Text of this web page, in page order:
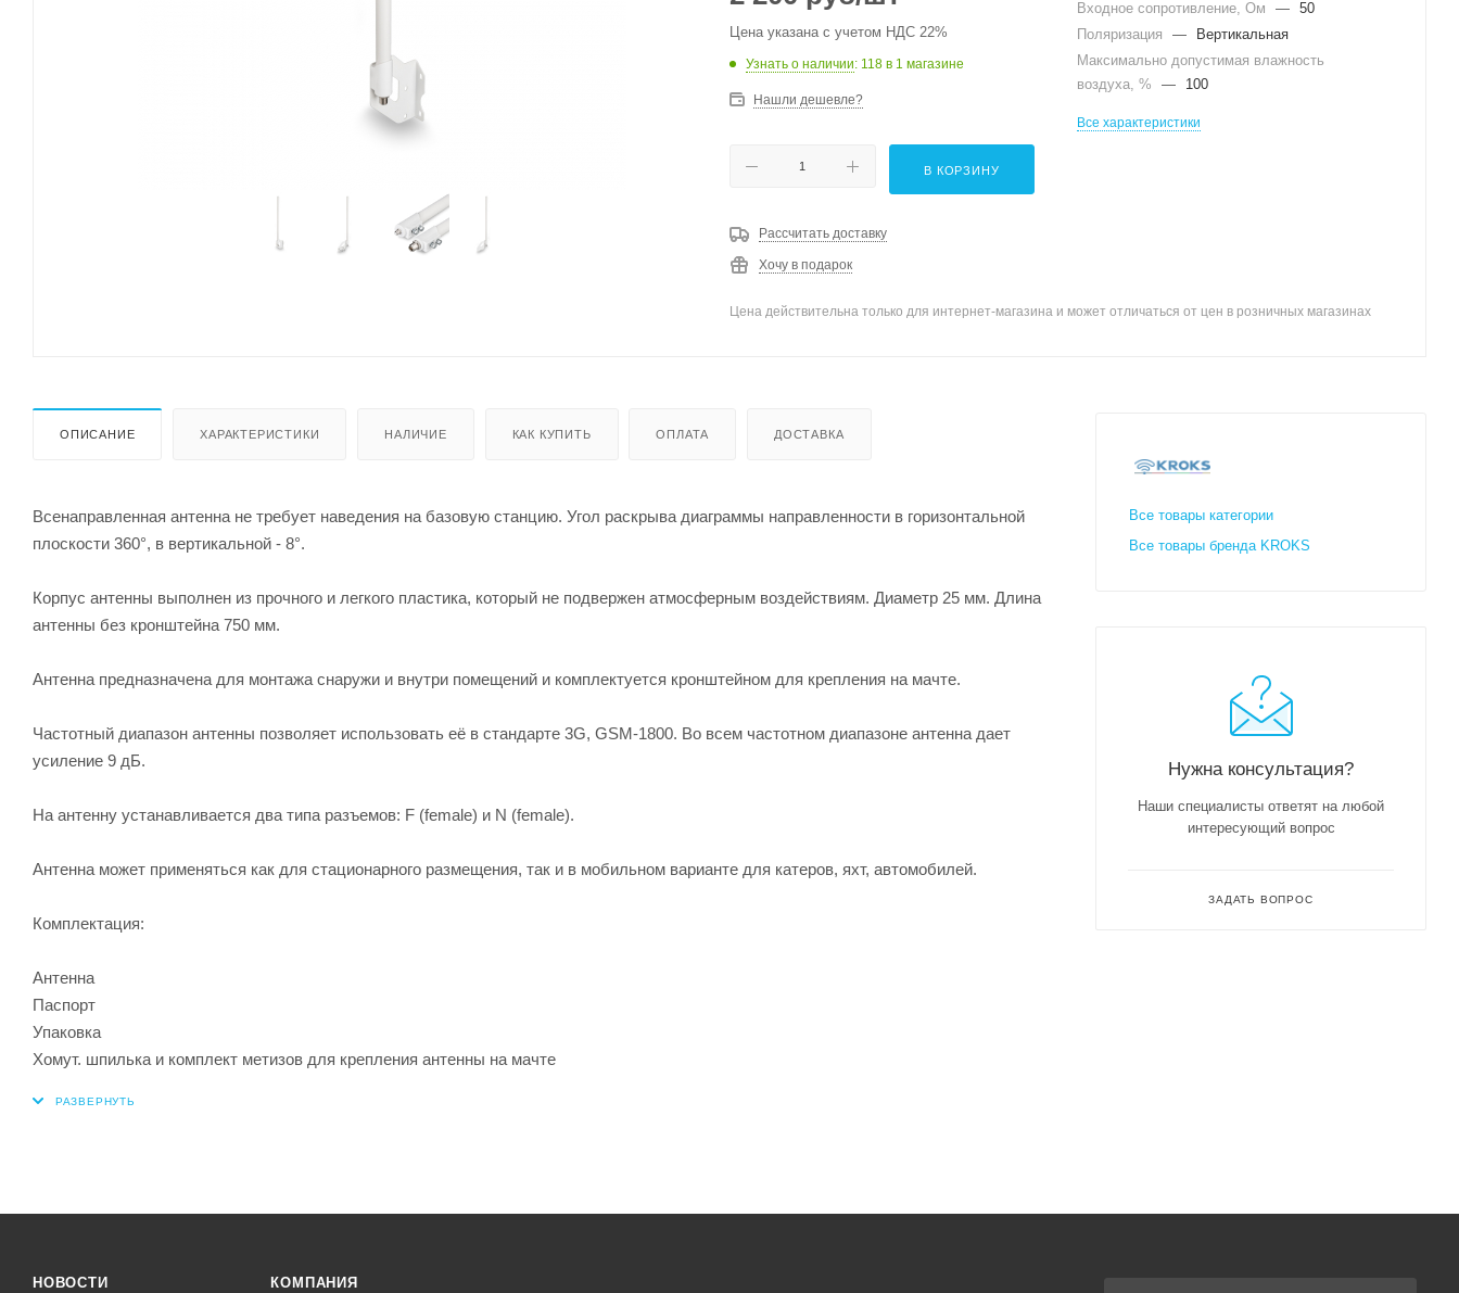
Цена указана с учетом НДС 22%
Узнать о наличии: 118 в 1 магазине
Нашли дешевле?
В КОРЗИНУ
Рассчитать доставку
Хочу в подарок
Входное сопротивление, Ом
— 50
Поляризация
—
Вертикальная
Максимально допустимая влажность
воздуха, %
— 100
Все характеристики
Цена действительна только для интернет-магазина и может отличаться от цен в розничных магазинах
ОПИСАНИЕ ХАРАКТЕРИСТИКИ НАЛИЧИЕ КАК КУПИТЬ ОПЛАТА ДОСТАВКА
Всенаправленная антенна не требует наведения на базовую станцию. Угол раскрыва диаграммы направленности в горизонтальной
плоскости 360°, в вертикальной - 8°.
Корпус антенны выполнен из прочного и легкого пластика, который не подвержен атмосферным воздействиям. Диаметр 25 мм. Длина
антенны без кронштейна 750 мм.
Антенна предназначена для монтажа снаружи и внутри помещений и комплектуется кронштейном для крепления на мачте.
Частотный диапазон антенны позволяет использовать её в стандарте 3G, GSM-1800. Во всем частотном диапазоне антенна дает
усиление 9 дБ.
На антенну устанавливается два типа разъемов: F (female) и N (female).
Антенна может применяться как для стационарного размещения, так и в мобильном варианте для катеров, яхт, автомобилей.
Комплектация:
Антенна
Паспорт
Упаковка
Хомут. шпилька и комплект метизов для крепления антенны на мачте
Все товары категории
Все товары бренда KROKS
Нужна консультация?
Наши специалисты ответят на любой
интересующий вопрос
ЗАДАТЬ ВОПРОС
НОВОСТИ КОМПАНИЯ